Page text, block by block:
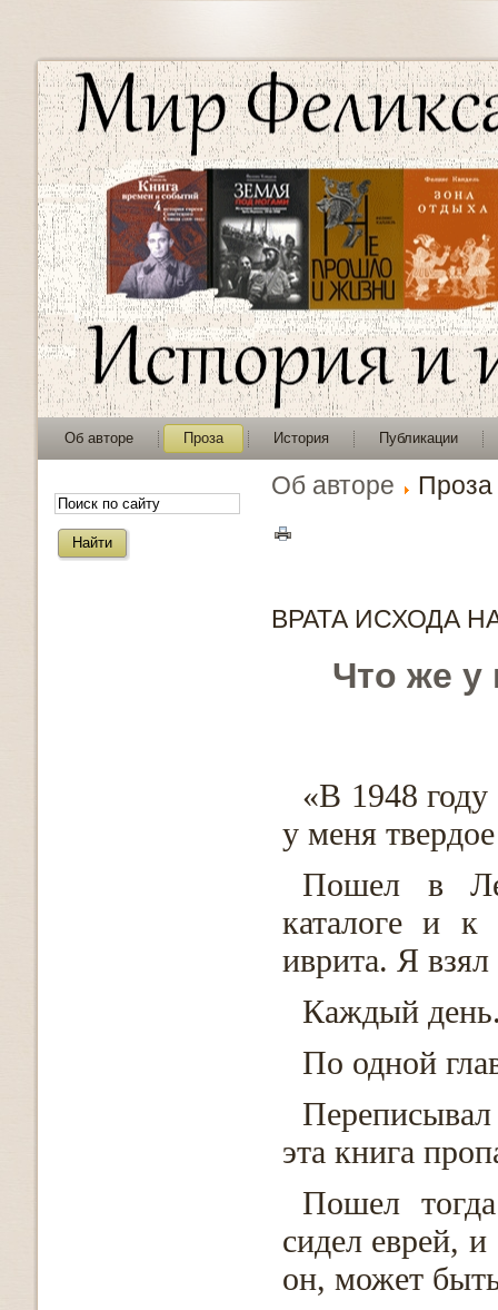
Об авторе Проза История Публикации
Об авторе Проза
ВРАТА ИСХОДА
Что же у
«В 1948
у меня
Пошел в
каталоге и к
иврита. Я взял
Каждый
По одной
эта книга
Пошел
сидел еврей,
он, может